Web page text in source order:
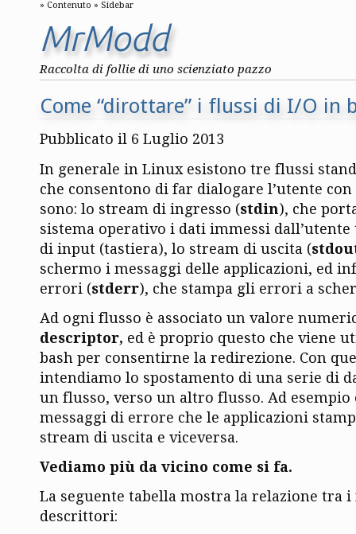
Contenuto Sidebar
MrModd
Raccolta di follie di uno scienziato pazzo
Come “dirottare” i flussi di I/O in
Pubblicato il 6 Luglio 2013
In generale in Linux esistono tre flussi
che consentono di far dialogare l’utente
sono: lo stream di ingresso (stdin), che
sistema operativo i dati immessi
di input (tastiera), lo stream di uscita (
schermo i messaggi delle applicazioni, ed
errori (stderr), che stampa gli errori a
Ad ogni flusso è associato un valore
descriptor, ed è proprio questo che viene
bash per consentirne la redirezione. Con
intendiamo lo spostamento di una serie di
un flusso, verso un altro flusso. Ad esempio
messaggi di errore che le applicazioni
stream di uscita e viceversa.
Vediamo più da vicino come si fa.
La seguente tabella mostra la relazione tra
descrittori: